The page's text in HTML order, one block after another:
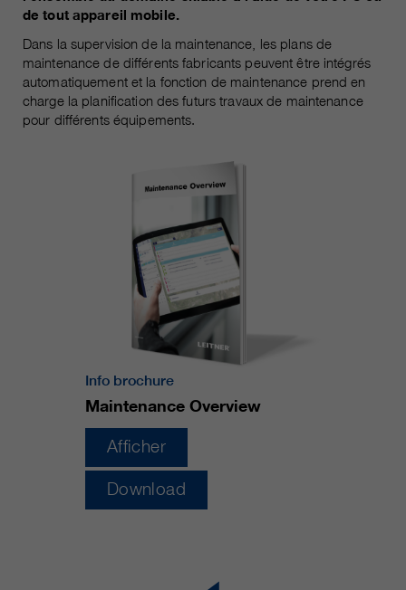
de tout appareil mobile.
Dans la supervision de la maintenance, les plans de
maintenance de différents fabricants peuvent être intégrés
automatiquement et la fonction de maintenance prend en
charge la planification des futurs travaux de maintenance
pour différents équipements.
Info brochure
Maintenance Overview
Afficher
Download
fin
cookie sélectionnés par
l’utilisateur.
fin
différents types d’informations
informations personnelles et non
personnelles. Vous trouverez de
plus amples informations dans les
dispositions sur la protection des
données de Google Analytics sur
qui nous aident à améliorer nos
sites Internet / nos applications.
transmises à nos clients /
partenaires.